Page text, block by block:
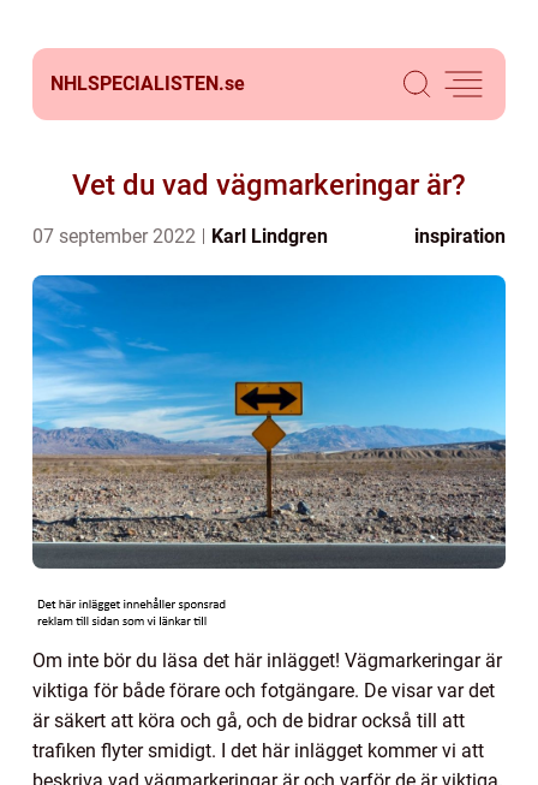
NHLSPECIALISTEN.se
Vet du vad vägmarkeringar är?
07 september 2022 Karl Lindgren inspiration
Om inte bör du läsa det här inlägget! Vägmarkeringar är
viktiga för både förare och fotgängare. De visar var det
är säkert att köra och gå, och de bidrar också till att
trafiken flyter smidigt. I det här inlägget kommer vi att